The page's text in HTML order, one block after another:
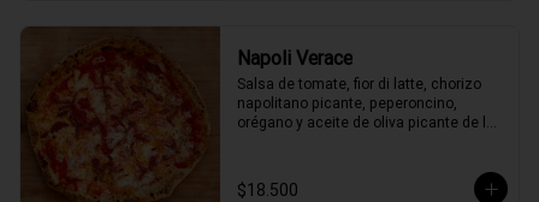
Napoli Verace
Salsa de tomate, fior di latte, chorizo
napolitano picante, peperoncino,
orégano y aceite de oliva picante de la
$18.500